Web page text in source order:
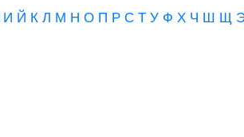
И Й К Л М Н О П Р С Т У Ф Х Ч Ш Щ